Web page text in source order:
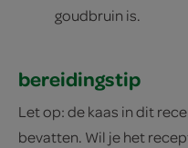
goudbruin is.
bereidingstip
Let op: de kaas in dit
bevatten. Wil je het